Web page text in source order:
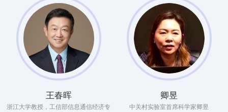
王春晖
浙江大学教授，工信部信息通信经济专
卿昱
中关村实验室首席科学家卿昱